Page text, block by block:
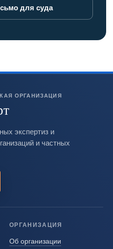
для суда
ОРГАНИЗАЦИЯ
экспертиз и
и частных
ОРГАНИЗАЦИЯ
Об организации